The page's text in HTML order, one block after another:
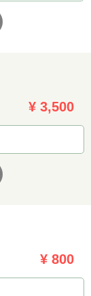
¥ 3,500
¥ 800